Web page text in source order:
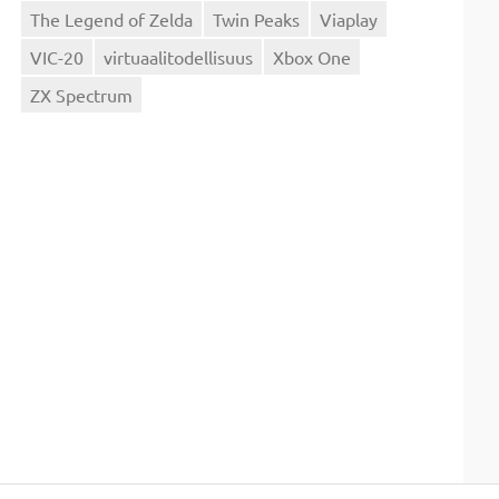
The Legend of Zelda
Twin Peaks
Viaplay
VIC-20
virtuaalitodellisuus
Xbox One
ZX Spectrum